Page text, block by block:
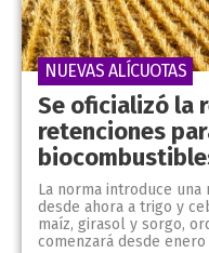
Se oficializó la
retenciones
La norma introduce
desde ahora a trigo y
maíz, girasol y sorgo,
comenzará desde enero
NUEVAS ALÍCUOTAS